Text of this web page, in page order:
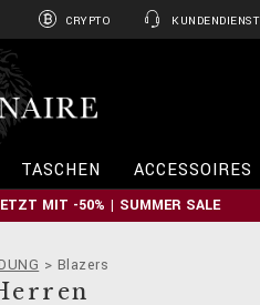
CRYPTO KUNDENDIENST
l
o
n
a
e
TASCHEN ACCESSOIRES
MIT -50% | SUMMER SALE
Blazers